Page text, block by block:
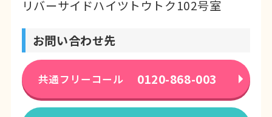
リバーサイドハイツトウトク102号室
お問い合わせ先
共通フリーコール 0120-868-003